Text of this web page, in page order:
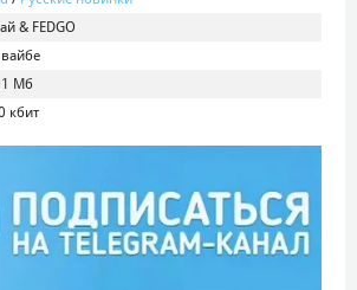
& FEDGO
Мб
кбит